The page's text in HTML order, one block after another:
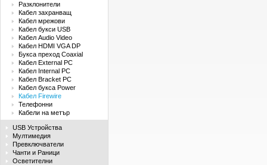
Разклонители
Кабел захранващ
Кабел мрежови
Кабел букси USB
Кабел Audio Video
Кабел HDMI VGA DP
Букса преход Coaxial
Кабел External PC
Кабел Internal PC
Кабел Bracket PC
Кабел букса Power
Кабел Firewire
Телефонни
Кабели на метър
USB Устройства
Мултимедия
Превключватели
Чанти и Раници
Осветителни